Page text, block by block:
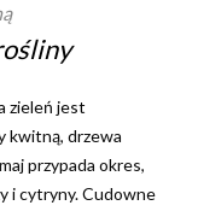
zieleń jest
kwitną, drzewa
przypada okres,
i cytryny. Cudowne